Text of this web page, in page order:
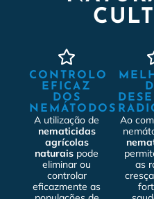
CONTROLO
EFICAZ
DOS
NEMÁTODOS
A utilização de
nematicidas
agrícolas
naturais pode
eliminar ou
controlar
eficazmente as
Ao
as